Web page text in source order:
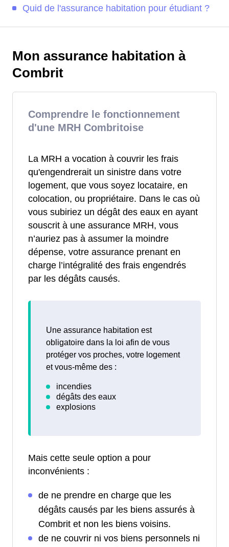
Quid de l'assurance habitation pour étudiant ?
Mon assurance habitation à
Combrit
Comprendre le fonctionnement
d'une MRH Combritoise
La MRH a vocation à couvrir les frais
qu'engendrerait un sinistre dans votre
logement, que vous soyez locataire, en
colocation, ou propriétaire. Dans le cas où
vous subiriez un dégât des eaux en ayant
souscrit à une assurance MRH, vous
n’auriez pas à assumer la moindre
dépense, votre assurance prenant en
charge l’intégralité des frais engendrés
par les dégâts causés.
Une assurance habitation est
obligatoire dans la loi afin de vous
protéger vos proches, votre logement
et vous-même des :
Mais cette seule option a pour
inconvénients :
de ne prendre en charge que les
dégâts causés par les biens assurés à
Combrit et non les biens voisins.
de ne couvrir ni vos biens personnels ni